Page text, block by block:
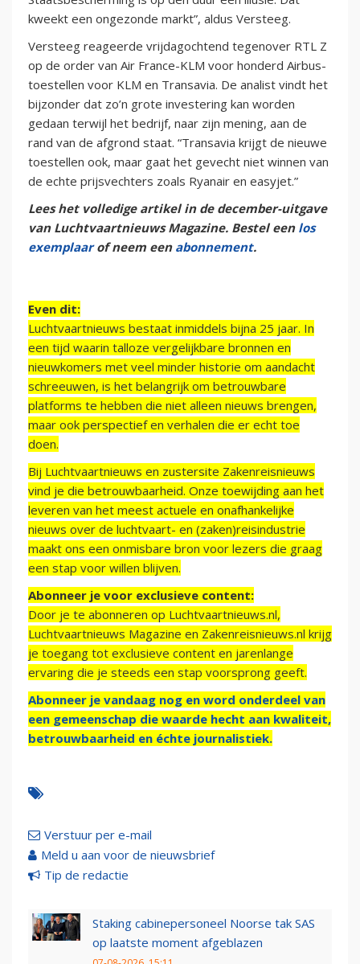
kweekt een ongezonde markt”, aldus Versteeg.
Versteeg reageerde vrijdagochtend tegenover RTL Z
op de order van Air France-KLM voor honderd Airbus-
toestellen voor KLM en Transavia. De analist vindt het
bijzonder dat zo’n grote investering kan worden
gedaan terwijl het bedrijf, naar zijn mening, aan de
rand van de afgrond staat. “Transavia krijgt de nieuwe
toestellen ook, maar gaat het gevecht niet winnen van
de echte prijsvechters zoals Ryanair en easyjet.”
Lees het volledige artikel in de december-uitgave
van Luchtvaartnieuws Magazine. Bestel een los
exemplaarof neem een abonnement.
Even dit:
Luchtvaartnieuws bestaat inmiddels bijna 25 jaar. In
een tijd waarin talloze vergelijkbare bronnen en
nieuwkomers met veel minder historie om aandacht
schreeuwen, is het belangrijk om betrouwbare
platforms te hebben die niet alleen nieuws brengen,
maar ook perspectief en verhalen die er echt toe
doen.
Bij Luchtvaartnieuws en zustersite Zakenreisnieuws
vind je die betrouwbaarheid. Onze toewijding aan het
leveren van het meest actuele en onafhankelijke
nieuws over de luchtvaart- en (zaken)reisindustrie
maakt ons een onmisbare bron voor lezers die graag
een stap voor willen blijven.
Abonneer je voor exclusieve content:
Door je te abonneren op Luchtvaartnieuws.nl,
Luchtvaartnieuws Magazine en Zakenreisnieuws.nl krijg
je toegang tot exclusieve content en jarenlange
ervaring die je steeds een stap voorsprong geeft.
Abonneer je vandaag nog en word onderdeel van
een gemeenschap die waarde hecht aan kwaliteit,
betrouwbaarheid en échte journalistiek.
Verstuur per e-mail
Meld u aan voor de nieuwsbrief
Tip de redactie
Staking cabinepersoneel Noorse tak SAS
op laatste moment afgeblazen